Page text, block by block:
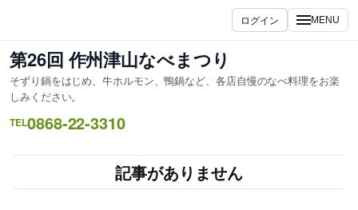
を
ス
キ
ッ
プ
ログイン MENU
第26回 作州津山なべまつり
そずり鍋をはじめ、牛ホルモン、鴨鍋など、各店自慢のなべ料理をお楽
しみください。
TEL0868-22-3310
記事がありません